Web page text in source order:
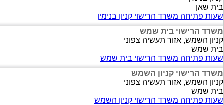
בית שאן
שעות פתיחה משרד הרישוי קניון בנימין
משרד הרישוי בית שמש
קניון השמש, אזור תעשיה צפוני
בית שמש
שעות פתיחה משרד הרישוי בית שמש
משרד הרישוי קניון השמש
קניון השמש, אזור תעשיה צפוני
בית שמש
שעות פתיחה משרד הרישוי קניון השמש